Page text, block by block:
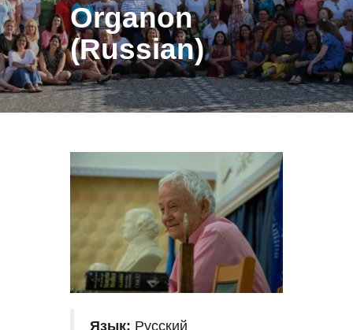
Organon
(Russian)
Язык: Русский